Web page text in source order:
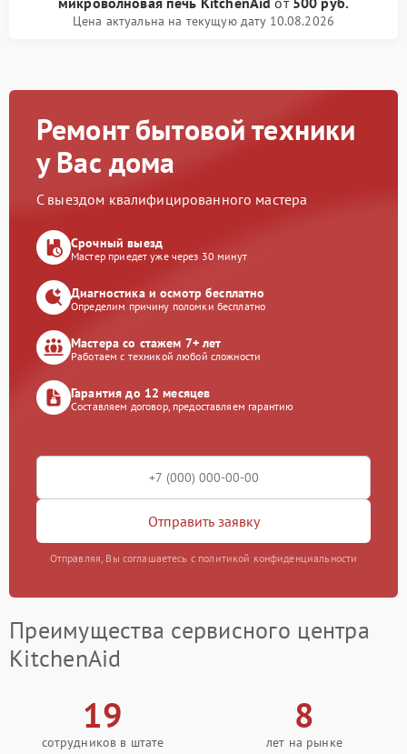
Цена актуальна на текущую дату 10.08.2026
Ремонт бытовой техники
у Вас дома
С выездом квалифицированного мастера
Срочный выезд
Мастер приедет уже через 30 минут
Диагностика и осмотр бесплатно
Определим причину поломки бесплатно
Мастера со стажем 7+ лет
Работаем с техникой любой сложности
Гарантия до 12 месяцев
Составляем договор, предоставляем гарантию
Отправить заявку
Отправляя, Вы соглашаетесь с политикой конфиденциальности
Преимущества сервисного центра
KitchenAid
19
сотрудников в штате
8
лет на рынке